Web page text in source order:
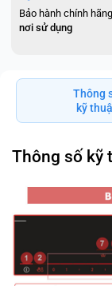
Bảo hành chính
nơi sử dụng
Thông
kỹ
Thông số kỹ